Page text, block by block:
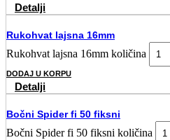
Detalji
Rukohvat lajsna 16mm
Rukohvat lajsna 16mm količina
DODAJ U KORPU
Detalji
Bočni Spider fi 50 fiksni
Bočni Spider fi 50 fiksni količina